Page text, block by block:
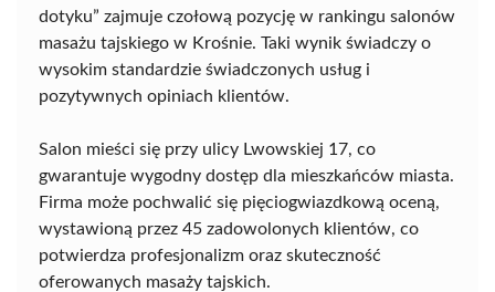
dotyku” zajmuje czołową pozycję w rankingu salonów
masażu tajskiego w Krośnie. Taki wynik świadczy o
wysokim standardzie świadczonych usług i
pozytywnych opiniach klientów.
Salon mieści się przy ulicy Lwowskiej 17, co
gwarantuje wygodny dostęp dla mieszkańców miasta.
Firma może pochwalić się pięciogwiazdkową oceną,
wystawioną przez 45 zadowolonych klientów, co
potwierdza profesjonalizm oraz skuteczność
oferowanych masaży tajskich.